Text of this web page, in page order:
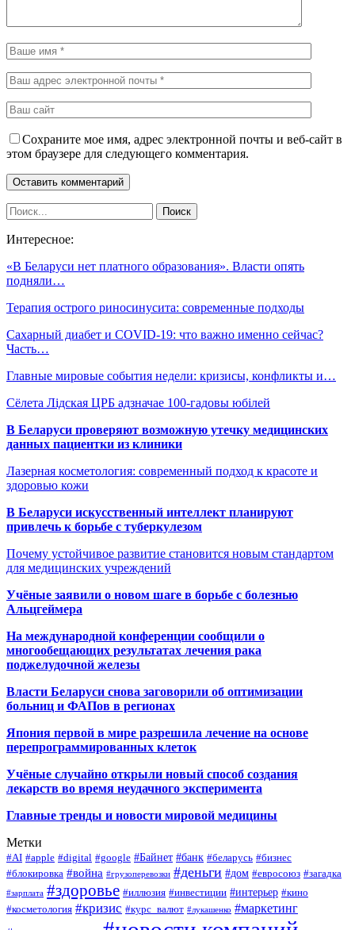
Сохраните мое имя, адрес электронной почты и веб-сайт в
этом браузере для следующего комментария.
Интересное:
«В Беларуси нет платного образования». Власти опять
подняли…
Терапия острого риносинусита: современные подходы
Сахарный диабет и COVID-19: что важно именно сейчас?
Часть…
Главные мировые события недели: кризисы, конфликты и…
Сёлета Лідская ЦРБ адзначае 100-гадовы юбілей
В Беларуси проверяют возможную утечку медицинских
данных пациентки из клиники
Лазерная косметология: современный подход к красоте и
здоровью кожи
В Беларуси искусственный интеллект планируют
привлечь к борьбе с туберкулезом
Почему устойчивое развитие становится новым стандартом
для медицинских учреждений
Учёные заявили о новом шаге в борьбе с болезнью
Альцгеймера
На международной конференции сообщили о
многообещающих результатах лечения рака
поджелудочной железы
Власти Беларуси снова заговорили об оптимизации
больниц и ФАПов в регионах
Япония первой в мире разрешила лечение на основе
перепрограммированных клеток
Учёные случайно открыли новый способ создания
лекарств во время неудачного эксперимента
Главные тренды и новости мировой медицины
Метки
#AI #apple #digital #google #Байнет #банк #беларусь #бизнес
#блокировка #война #грузоперевозки #деньги #дом #евросоюз #загадка
#зарплата #здоровье #иллюзия #инвестиции #интерьер #кино
#косметология #кризис #курс_валют #лукашенко #маркетинг